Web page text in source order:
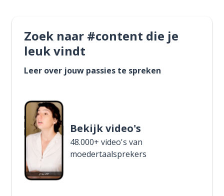
Zoek naar #content die je
leuk vindt
Leer over jouw passies te spreken
Bekijk video's
48.000+ video's van
moedertaalsprekers